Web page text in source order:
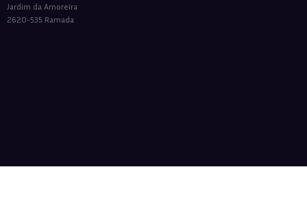
Jardim da Amoreira
2620-535 Ramada